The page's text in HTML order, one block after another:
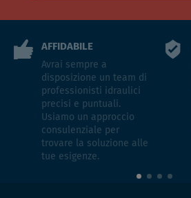
AFFIDABILE
Avrai sempre a
disposizione un team di
professionisti idraulici
precisi e puntuali.
Usiamo un approccio
consulenziale per
trovare la soluzione alle
tue esigenze.